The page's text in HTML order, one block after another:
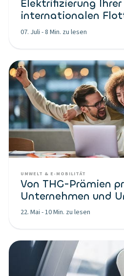
Elektrifizierung Ihrer
internationalen
07. Juli -8 Min. zu lesen
UMWELT & E-MOBILITÄT
Von THG-Prämien
Unternehmen und
22. Mai -10 Min. zu lesen